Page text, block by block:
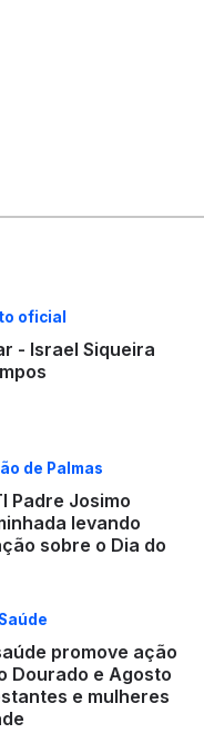
oficial
- Israel Siqueira
de Palmas
Padre Josimo
levando
sobre o Dia do
Saúde
promove ação
Dourado e Agosto
e mulheres